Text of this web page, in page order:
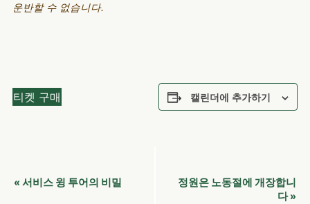
운반할 수 없습니다.
티켓 구매 캘린더에 추가하기
이« 서비스 윙 투어의 비밀
정원은 노동절에 개장합니
다»